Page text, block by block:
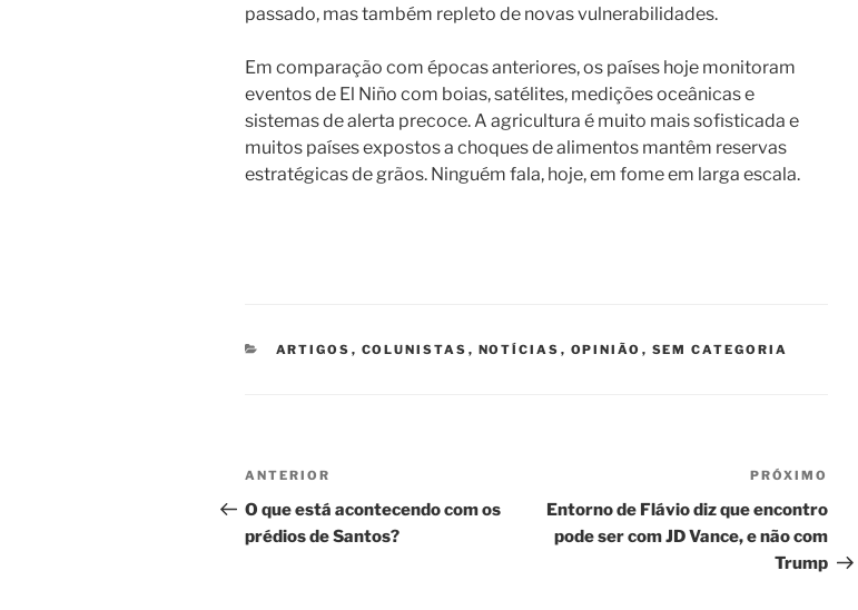
passado, mas também repleto de novas vulnerabilidades.
Em comparação com épocas anteriores, os países hoje monitoram
eventos de El Niño com boias, satélites, medições oceânicas e
sistemas de alerta precoce. A agricultura é muito mais sofisticada e
muitos países expostos a choques de alimentos mantêm reservas
estratégicas de grãos. Ninguém fala, hoje, em fome em larga escala.
CATEGORIAS
ARTIGOS , COLUNISTAS , NOTÍCIAS , OPINIÃO , SEM CATEGORIA
Navegação
de
Post
Post
anterior
ANTERIOR
O que está acontecendo com os
prédios de Santos?
post
PRÓXIMO
Entorno de Flávio diz que encontro
pode ser com JD Vance, e não com
Trump